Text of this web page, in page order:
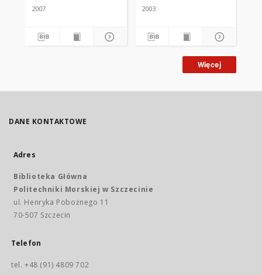
2007 2003
Więcej
DANE KONTAKTOWE
Adres
Biblioteka Główna
Politechniki Morskiej w Szczecinie
ul. Henryka Pobożnego 11
70-507 Szczecin
Telefon
tel. +48 (91) 4809 702